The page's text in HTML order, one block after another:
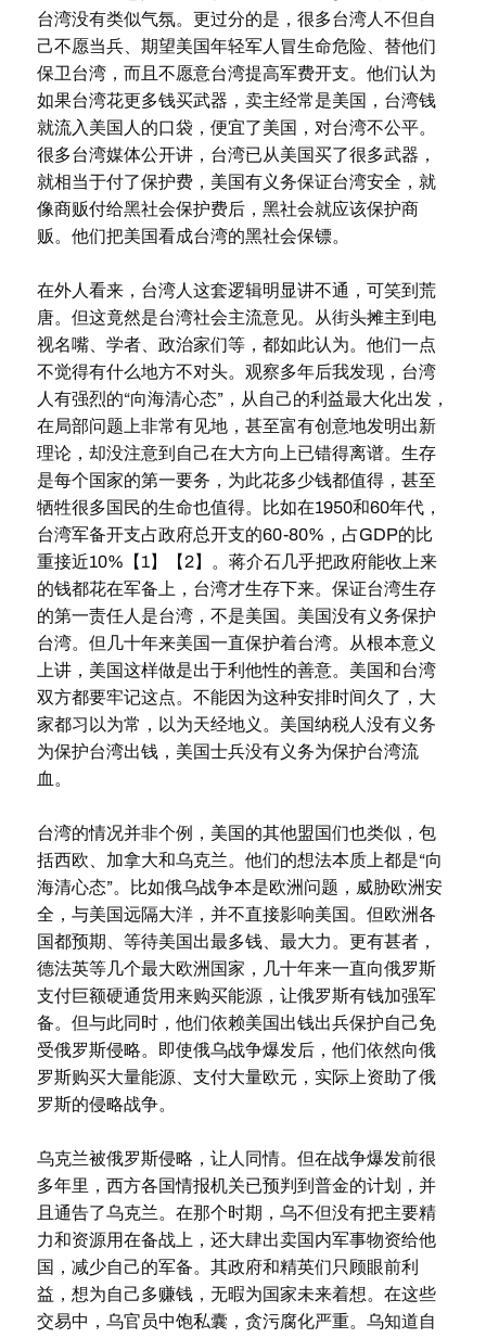
台湾没有类似气氛。更过分的是，很多台湾人不但自
己不愿当兵、期望美国年轻军人冒生命危险、替他们
保卫台湾，而且不愿意台湾提高军费开支。他们认为
如果台湾花更多钱买武器，卖主经常是美国，台湾钱
就流入美国人的口袋，便宜了美国，对台湾不公平。
很多台湾媒体公开讲，台湾已从美国买了很多武器，
就相当于付了保护费，美国有义务保证台湾安全，就
像商贩付给黑社会保护费后，黑社会就应该保护商
贩。他们把美国看成台湾的黑社会保镖。
在外人看来，台湾人这套逻辑明显讲不通，可笑到荒
唐。但这竟然是台湾社会主流意见。从街头摊主到电
视名嘴、学者、政治家们等，都如此认为。他们一点
不觉得有什么地方不对头。观察多年后我发现，台湾
人有强烈的“向海清心态”，从自己的利益最大化出发，
在局部问题上非常有见地，甚至富有创意地发明出新
理论，却没注意到自己在大方向上已错得离谱。生存
是每个国家的第一要务，为此花多少钱都值得，甚至
牺牲很多国民的生命也值得。比如在1950和60年代，
台湾军备开支占政府总开支的60-80%，占GDP的比
重接近10%【1】【2】。蒋介石几乎把政府能收上来
的钱都花在军备上，台湾才生存下来。保证台湾生存
的第一责任人是台湾，不是美国。美国没有义务保护
台湾。但几十年来美国一直保护着台湾。从根本意义
上讲，美国这样做是出于利他性的善意。美国和台湾
双方都要牢记这点。不能因为这种安排时间久了，大
家都习以为常，以为天经地义。美国纳税人没有义务
为保护台湾出钱，美国士兵没有义务为保护台湾流
血。
台湾的情况并非个例，美国的其他盟国们也类似，包
括西欧、加拿大和乌克兰。他们的想法本质上都是“向
海清心态”。比如俄乌战争本是欧洲问题，威胁欧洲安
全，与美国远隔大洋，并不直接影响美国。但欧洲各
国都预期、等待美国出最多钱、最大力。更有甚者，
德法英等几个最大欧洲国家，几十年来一直向俄罗斯
支付巨额硬通货用来购买能源，让俄罗斯有钱加强军
备。但与此同时，他们依赖美国出钱出兵保护自己免
受俄罗斯侵略。即使俄乌战争爆发后，他们依然向俄
罗斯购买大量能源、支付大量欧元，实际上资助了俄
罗斯的侵略战争。
乌克兰被俄罗斯侵略，让人同情。但在战争爆发前很
多年里，西方各国情报机关已预判到普金的计划，并
且通告了乌克兰。在那个时期，乌不但没有把主要精
力和资源用在备战上，还大肆出卖国内军事物资给他
国，减少自己的军备。其政府和精英们只顾眼前利
益，想为自己多赚钱，无暇为国家未来着想。在这些
交易中，乌官员中饱私囊，贪污腐化严重。乌知道自